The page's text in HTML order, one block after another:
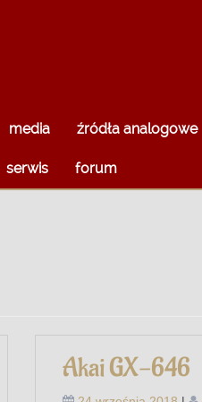
media źródła analogowe
serwis forum
Akai GX-646